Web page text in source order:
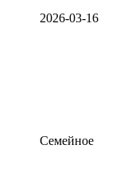
2026-03-16
Семейное